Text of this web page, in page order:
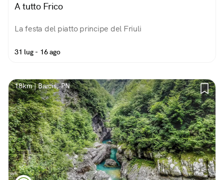
A tutto Frico
La festa del piatto principe del Friuli
31 lug - 16 ago
18km | Barcis, PN